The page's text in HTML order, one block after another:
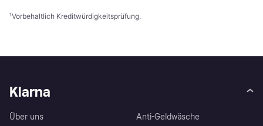
¹Vorbehaltlich Kreditwürdigkeitsprüfung.
Klarna
Über uns
Anti-Geldwäsche